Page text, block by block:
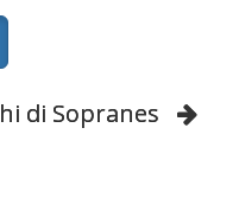
di Sopranes